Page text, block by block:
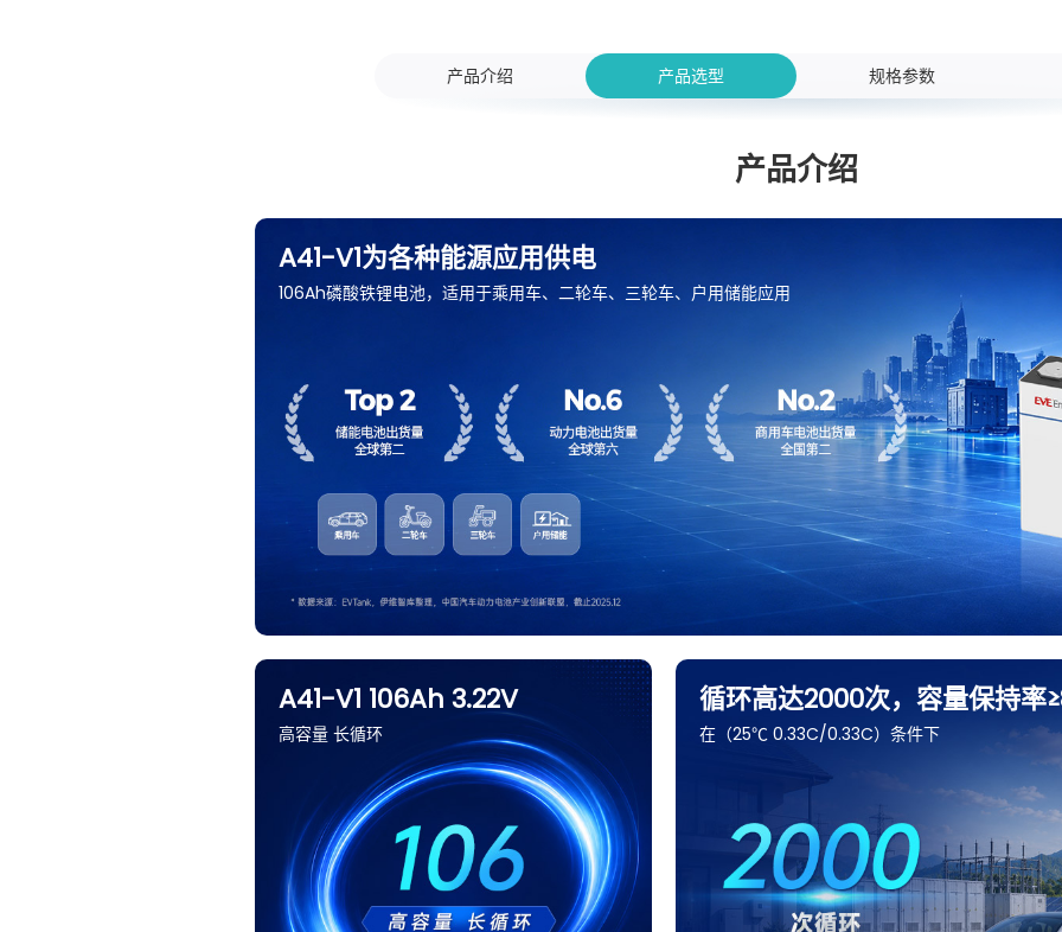
产品介绍 产品选型 规格参数
产品介绍
A41-V1为各种能源应用供电
106Ah磷酸铁锂电池，适用于乘用车、二轮车、三轮车、户用储能应用
A41-V1 106Ah 3.22V
高容量 长循环
循环高达2000次，容量保持率
在（25℃ 0.33C/0.33C）条件下